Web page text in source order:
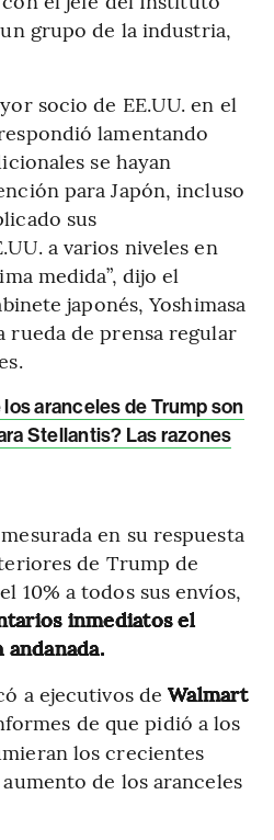
grupo de la industria,
socio de EE.UU. en el
lamentando
se hayan
para Japón, incluso
sus
a varios niveles en
medida”, dijo el
japonés, Yoshimasa
rueda de prensa regular
los aranceles de Trump son
Stellantis? Las razones
en su respuesta
de Trump de
10% a todos sus envíos,
inmediatos el
a ejecutivos deWalmart
de que pidió a los
los crecientes
de los aranceles